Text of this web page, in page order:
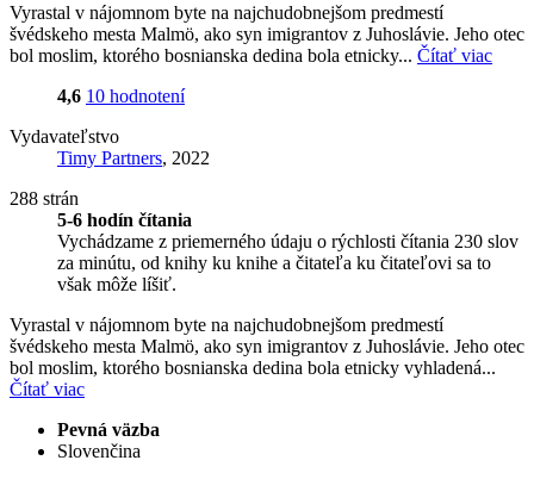
Vyrastal v nájomnom byte na najchudobnejšom predmestí
švédskeho mesta Malmö, ako syn imigrantov z Juhoslávie. Jeho otec
bol moslim, ktorého bosnianska dedina bola etnicky... Čítať viac
4,6 10 hodnotení
Vydavateľstvo
Timy Partners, 2022
288 strán
5-6 hodín čítania
Vychádzame z priemerného údaju o rýchlosti čítania 230 slov
za minútu, od knihy ku knihe a čitateľa ku čitateľovi sa to
však môže líšiť.
Vyrastal v nájomnom byte na najchudobnejšom predmestí
švédskeho mesta Malmö, ako syn imigrantov z Juhoslávie. Jeho otec
bol moslim, ktorého bosnianska dedina bola etnicky vyhladená...
Čítať viac
Pevná väzba
Slovenčina